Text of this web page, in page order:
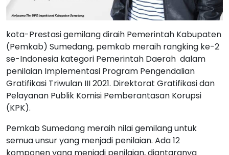
kota-Prestasi gemilang diraih Pemerintah Kabupaten
(Pemkab) Sumedang, pemkab meraih rangking ke-2
se-Indonesia kategori Pemerintah Daerah dalam
penilaian Implementasi Program Pengendalian
Gratifikasi Triwulan III 2021. Direktorat Gratifikasi dan
Pelayanan Publik Komisi Pemberantasan Korupsi
(KPK).
Pemkab Sumedang meraih nilai gemilang untuk
semua unsur yang menjadi penilaian. Ada 12
komponen yang menjadi penilaian, diantaranya